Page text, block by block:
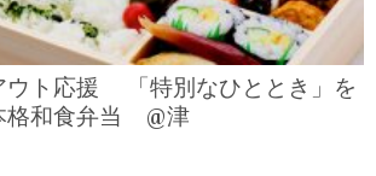
ウト応援 「特別なひととき」を
格和食弁当 @津